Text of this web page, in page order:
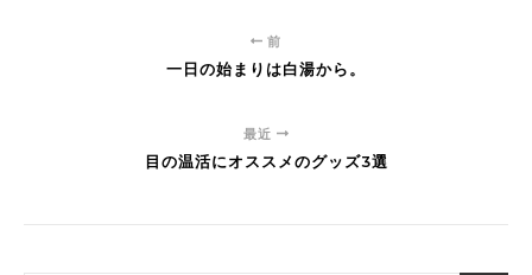
前
一日の始まりは白湯から。
最近
目の温活にオススメのグッズ3選